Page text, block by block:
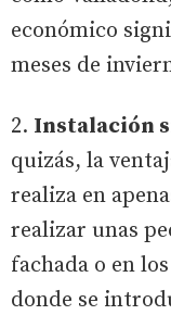
económico
meses de
2. Instalación
quizás, la
realiza en
realizar unas
fachada o en
donde se